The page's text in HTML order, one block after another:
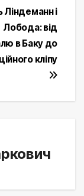
Ліндеманн і
Лобода: від
в Баку до
кліпу